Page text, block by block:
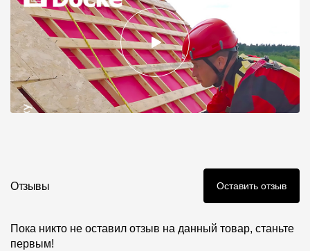
Отзывы Оставить отзыв
Пока никто не оставил отзыв на данный товар, станьте
первым!